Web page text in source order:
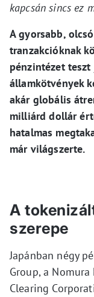
kapcsán sincs ez
A gyorsabb,
tranzakcióknak
pénzintézet
államkötvények
akár globális
milliárd dollár
hatalmas
már világszerte.
A
szerepe
Japánban négy
Group, a
Clearing